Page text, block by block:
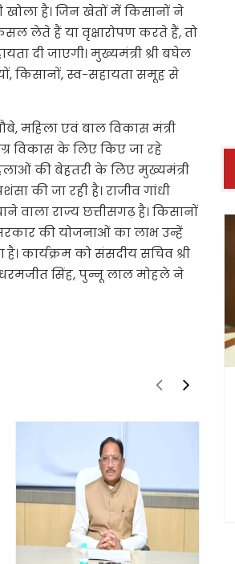
है। जिन खेतों में किसानों ने
लेते हैं या वृक्षारोपण करते हैं, तो
दी जाएगी। मुख्यमंत्री श्री बघेल
किसानों, स्व-सहायता समूह से
महिला एवं बाल विकास मंत्री
विकास के लिए किए जा रहे
की बेहतरी के लिए मुख्यमंत्री
की जा रही है। राजीव गांधी
राज्य छत्तीसगढ़ है। किसानों
की योजनाओं का लाभ उन्हें
कार्यक्रम को संसदीय सचिव श्री
धरमजीत सिंह, पुन्नू लाल मोहले ने